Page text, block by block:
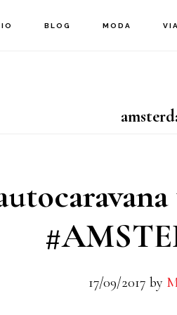
BLOG MODA
17/09/2017 by